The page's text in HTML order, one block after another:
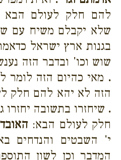
להם חלק לעולם הבא
שלא יקבלם משיח עם
בגנות ארץ ישראל
שוש וכו' ובדבר הזה
. מאי כהיום הזה לומר
הזה לא יהא להם חלק
. שיחזרו בתשובה
חלק לעולם הבא:
י' השבטים והנדחים
המדבר וכן לשון